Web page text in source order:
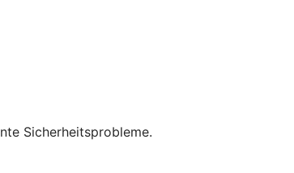
Sicherheitsprobleme.